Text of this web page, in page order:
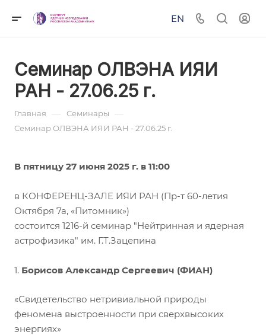
EN
Семинар ОЛВЭНА ИЯИ
РАН - 27.06.25 г.
Главная — Семинары —
Семинар ОЛВЭНА ИЯИ РАН - 27.06.25 г.
В пятницу 27 июня 2025 г. в 11:00
в КОНФЕРЕНЦ-ЗАЛЕ ИЯИ РАН (Пр-т 60-летия
Октября 7а, «Питомник»)
состоится 1216-й семинар "Нейтринная и ядерная
астрофизика" им. Г.Т.Зацепина
1. Борисов Александр Сергеевич (ФИАН)
«Свидетельство нетривиальной природы
феномена выстроенности при сверхвысоких
энергиях»